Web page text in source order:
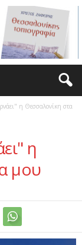
η Θεσσαλονίκη στα
η
μου